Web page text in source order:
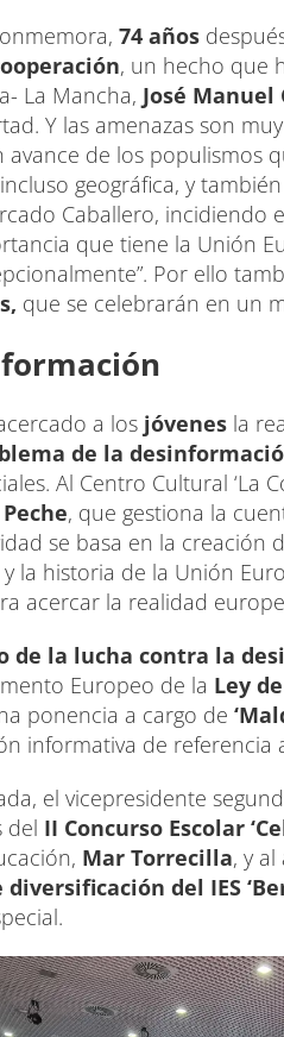
74 años
, un hecho que
La Mancha, José Manuel
Y las amenazas son
avance de los populismos
geográfica, y
Caballero, incidiendo
que tiene la Unión
Por ello
que se celebrarán en un
a los jóvenes la
de la
Al Centro Cultural ‘La
, que gestiona la
se basa en la
la historia de la Unión
acercar la realidad
de la lucha contra la
Europeo de la Ley
ponencia a cargo de
informativa de referencia
el vicepresidente
del II Concurso Escolar
Mar Torrecilla, y al
diversificación del IES